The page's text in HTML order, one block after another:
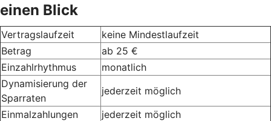
einen Blick
Vertragslaufzeit
keine Mindestlaufzeit
Betrag
ab 25 €
Einzahlrhythmus
monatlich
Dynamisierung der
Sparraten
jederzeit möglich
Einmalzahlungen
jederzeit möglich